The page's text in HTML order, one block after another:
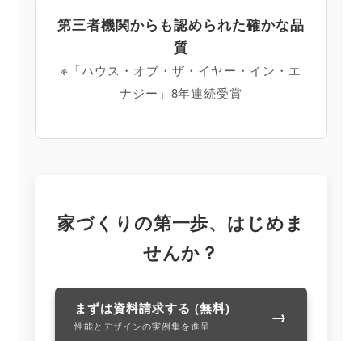
第三者機関からも認められた確かな品
質
※「ハウス・オブ・ザ・イヤー・イン・エ
ナジー」8年連続受賞
家づくりの第一歩、はじめま
せんか？
まずは資料請求する (無料)
性能とデザインの実例集を進呈 →